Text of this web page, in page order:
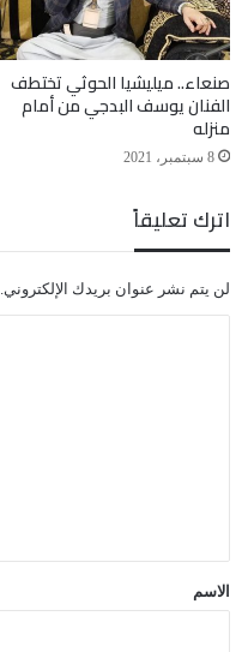
صنعاء.. ميليشيا الحوثي تختطف
الفنان يوسف البدجي من أمام
منزله
8 سبتمبر، 2021
اترك تعليقاً
لن يتم نشر عنوان بريدك الإلكتروني.
*الاسم